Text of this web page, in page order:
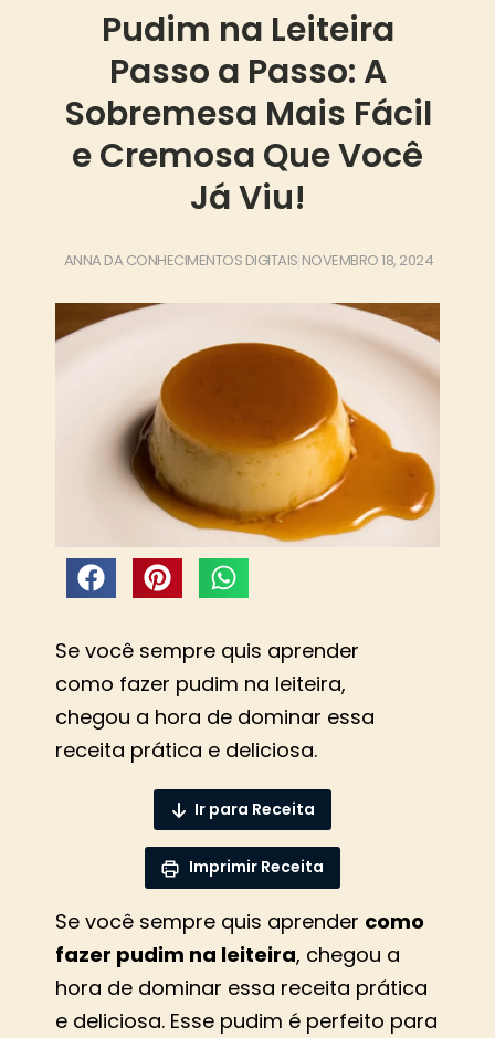
Pudim na Leiteira
Passo a Passo: A
Sobremesa Mais Fácil
e Cremosa Que Você
Já Viu!
ANNA DA CONHECIMENTOS DIGITAIS NOVEMBRO 18, 2024
Se você sempre quis aprender
como fazer pudim na leiteira,
chegou a hora de dominar essa
receita prática e deliciosa.
Ir para Receita
Imprimir Receita
Se você sempre quis aprender como
fazer pudim na leiteira, chegou a
hora de dominar essa receita prática
e deliciosa. Esse pudim é perfeito para